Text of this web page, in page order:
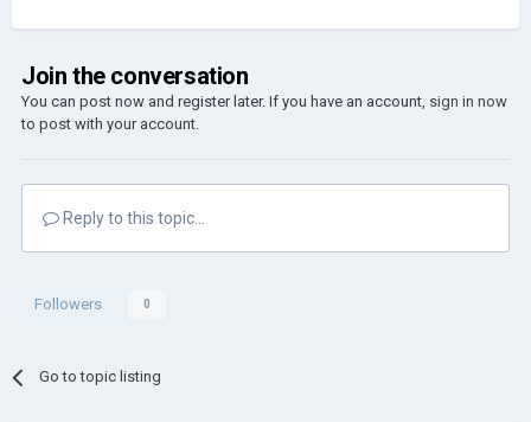
Join the conversation
You can post now and register later. If you have an account, sign in now
to post with your account.
Reply to this topic...
Followers 0
Go to topic listing